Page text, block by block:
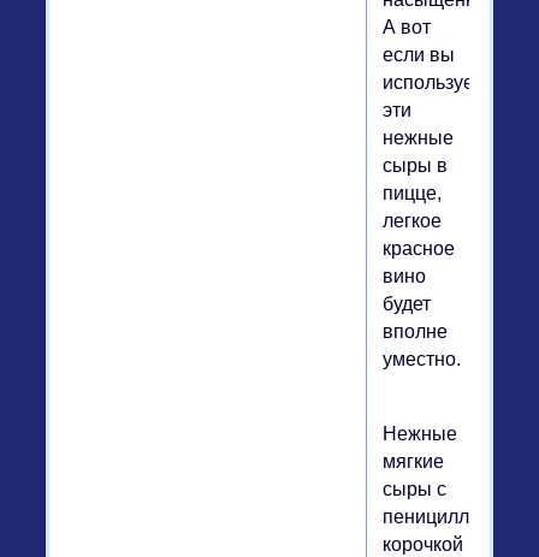
А вот
если вы
используете
эти
нежные
сыры в
пицце,
легкое
красное
вино
будет
вполне
уместно.
Нежные
мягкие
сыры с
пенициллиновой
корочкой